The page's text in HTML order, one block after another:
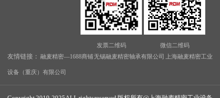
微信二维码
发票二维码
友情链接： 融麦精密—1688商铺无锡融麦精密轴承有限公司 上海融麦精密工业
设备（重庆）有限公司